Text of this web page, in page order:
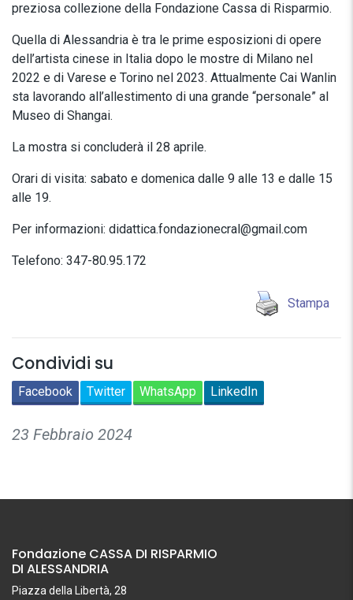
preziosa collezione della Fondazione Cassa di Risparmio.
Quella di Alessandria è tra le prime esposizioni di opere
dell’artista cinese in Italia dopo le mostre di Milano nel
2022 e di Varese e Torino nel 2023. Attualmente Cai Wanlin
sta lavorando all’allestimento di una grande “personale” al
Museo di Shangai.
La mostra si concluderà il 28 aprile.
Orari di visita: sabato e domenica dalle 9 alle 13 e dalle 15
alle 19.
Per informazioni: didattica.fondazionecral@gmail.com
Telefono: 347-80.95.172
Stampa
Condividi su
Facebook Twitter WhatsApp LinkedIn
23 Febbraio 2024
Fondazione CASSA DI RISPARMIO
DI ALESSANDRIA
Piazza della Libertà, 28